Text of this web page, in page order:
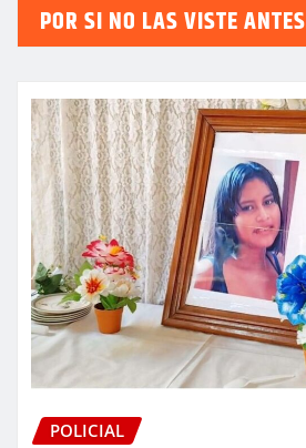
POR SI NO LAS VISTE ANTES
POLICIAL